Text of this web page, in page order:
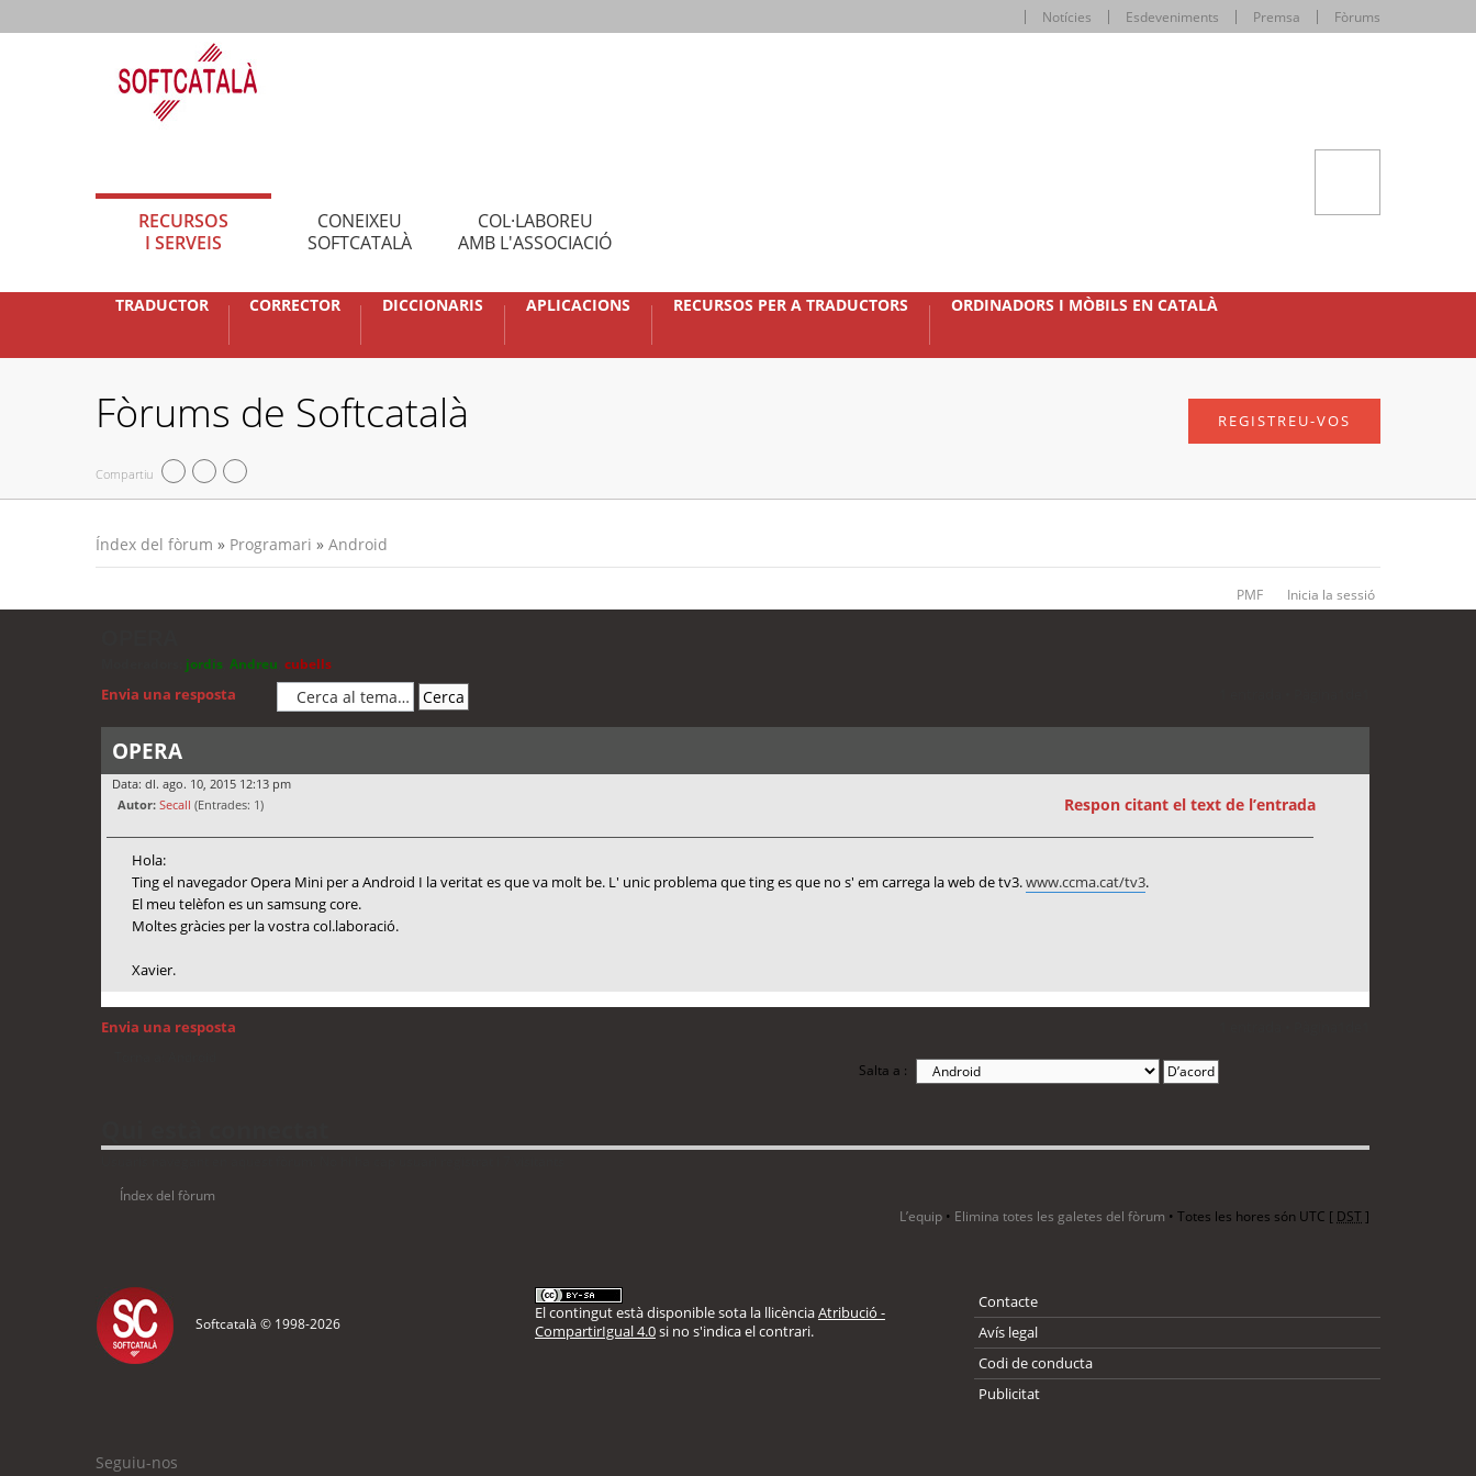
Notícies Esdeveniments Premsa Fòrums
RECURSOS
I SERVEIS
CONEIXEU
SOFTCATALÀ
COL·LABOREU
AMB L'ASSOCIACIÓ
TRADUCTOR CORRECTOR DICCIONARIS APLICACIONS RECURSOS PER A TRADUCTORS ORDINADORS I MÒBILS EN CATALÀ
Fòrums de Softcatalà
Compartiu
REGISTREU-VOS
Índex del fòrum » Programari » Android
PMF Inicia la sessió
jordis Andreu cubells
Envia una resposta
OPERA
Data: dl. ago. 10, 2015 12:13 pm
Autor: Secall (Entrades: 1) Respon citant el text de l’entrada
Hola:
Ting el navegador Opera Mini per a Android I la veritat es que va molt be. L' unic problema que ting es que no s' em carrega la web de tv3.www.ccma.cat/tv3.
El meu telèfon es un samsung core.
Moltes gràcies per la vostra col.laboració.
Xavier.
Envia una resposta
Salta a :
Índex del fòrum
L’equip • Elimina totes les galetes del fòrum • Totes les hores són UTC [ DST]
Softcatalà © 1998-2026
El contingut està disponible sota la llicènciaAtribució -
CompartirIgual 4.0si no s'indica el contrari.
Contacte
Avís legal
Codi de conducta
Publicitat
Seguiu-nos